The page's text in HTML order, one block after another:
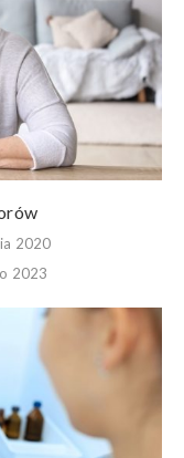
2020
2023